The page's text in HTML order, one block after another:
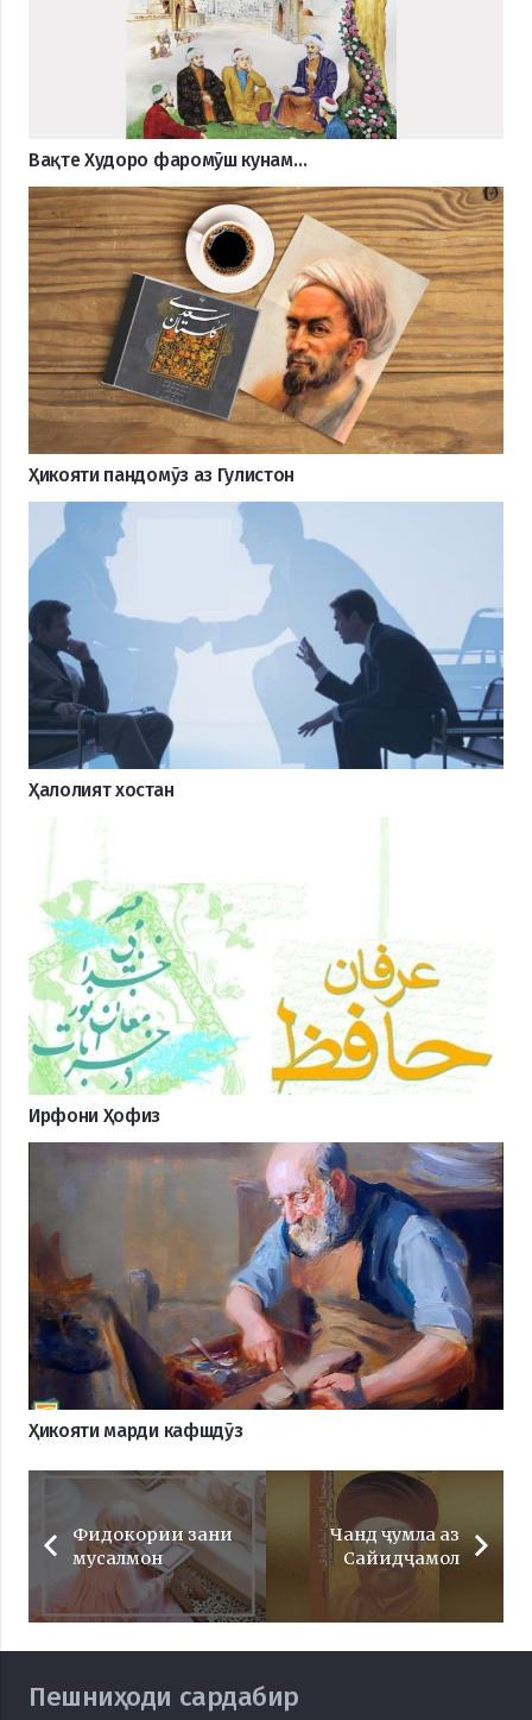
Вақте Худоро фаромӯш кунам…
Ҳикояти пандомӯз аз Гулистон
Ҳалолият хостан
Ирфони Ҳофиз
Ҳикояти марди кафшдӯз
Фидокории зани
мусалмон
Чанд ҷумла аз
Сайидҷамол
Пешниҳоди сардабир